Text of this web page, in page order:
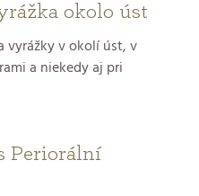
okolo úst
vyrážky v okolí úst, v
a niekedy aj pri
Periorální